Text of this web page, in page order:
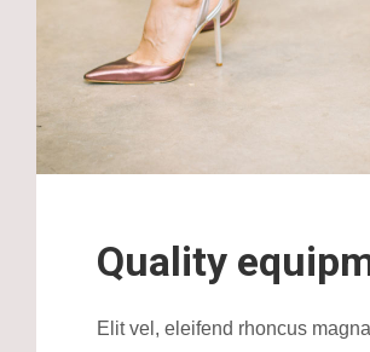
Quality
Elit vel, eleifend rhoncus